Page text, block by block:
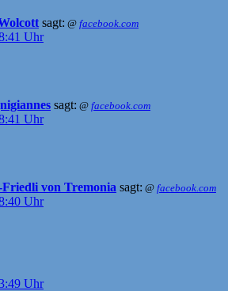
sagt: @ facebook.com
Uhr
sagt: @ facebook.com
Uhr
von Tremonia sagt: @ facebook.com
Uhr
Uhr